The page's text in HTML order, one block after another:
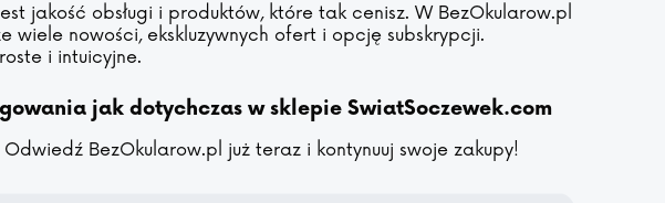
jakość obsługi i produktów, które tak cenisz. W BezOkularow.pl
wiele nowości, ekskluzywnych ofert i opcję subskrypcji.
i intuicyjne.
jak dotychczas w sklepie SwiatSoczewek.com
BezOkularow.pl już teraz i kontynuuj swoje zakupy!